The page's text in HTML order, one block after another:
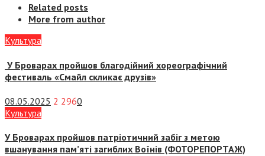
Related posts
More from author
Культура
У Броварах пройшов благодійний хореографічний
фестиваль «Смайл скликає друзів»
08.05.2025 2 2960
Культура
У Броварах пройшов патріотичний забіг з метою
вшанування пам’яті загиблих Воїнів (ФОТОРЕПОРТАЖ)